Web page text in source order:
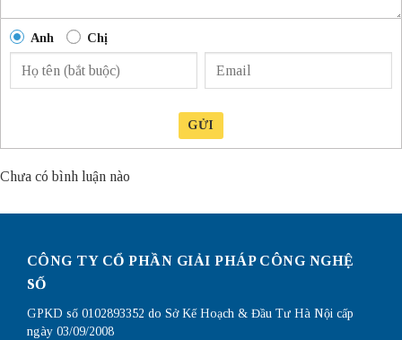
Anh Chị
GỬI
Chưa có bình luận nào
CÔNG TY CỔ PHẦN GIẢI PHÁP CÔNG NGHỆ
SỐ
GPKD số 0102893352 do Sở Kế Hoạch & Đầu Tư Hà Nội cấp
ngày 03/09/2008